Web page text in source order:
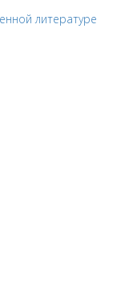
литературе